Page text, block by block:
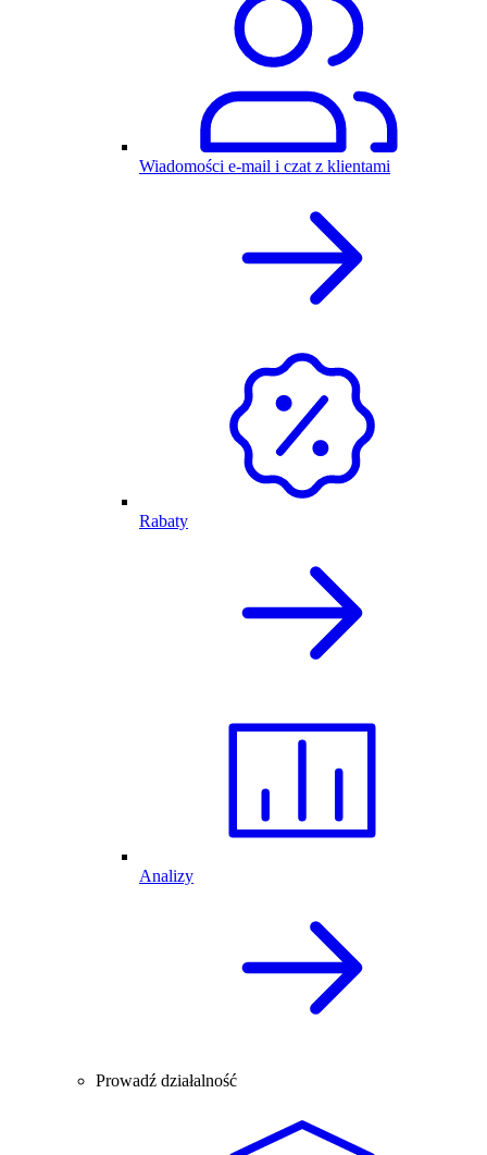
Wiadomości e-mail i czat z klientami
Rabaty
Analizy
Prowadź działalność